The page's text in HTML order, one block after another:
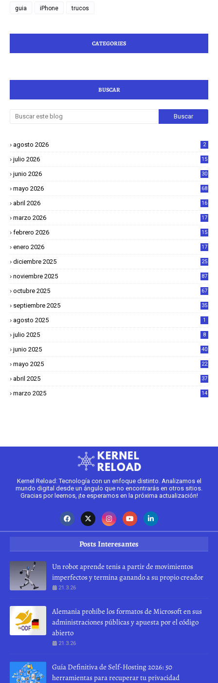
guia iPhone trucos
CATEGORIES
BUSCAR
agosto 2026 2
julio 2026 15
junio 2026 30
mayo 2026 68
abril 2026
16
marzo 2026
17
febrero 2026
15
enero 2026
17
diciembre 2025
25
noviembre 2025 87
octubre 2025 67
septiembre 2025 35
agosto 2025 1
julio 2025 8
junio 2025 40
mayo 2025
22
abril 2025
37
marzo 2025
14
Kernel Reload: Tecnología con un enfoque distinto. Analizamos el
mundo digital desde un ángulo que no encontrarás en otros sitios.
Gracias por leernos, ¡te esperamos en la próxima actualización!
Posts Interesantes
Un robot aprende tenis a partir de movimientos
imperfectos y termina ganando a su propio creador
21.3.26
Alemania prohíbe los formatos de Microsoft en sus
administraciones públicas y apuesta por el código
abierto
21.3.26
Guía Definitiva de Self-Hosting 2026: 50
herramientas para recuperar tu privacidad